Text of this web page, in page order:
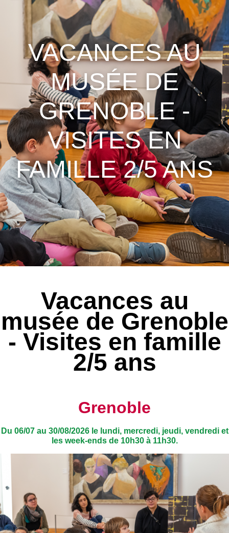
VACANCES AU
MUSÉE DE
GRENOBLE -
VISITES EN
FAMILLE 2/5 ANS
Vacances au
musée de Grenoble
- Visites en famille
2/5 ans
Grenoble
Du 06/07 au 30/08/2026 le lundi, mercredi, jeudi, vendredi et
les week-ends de 10h30 à 11h30.